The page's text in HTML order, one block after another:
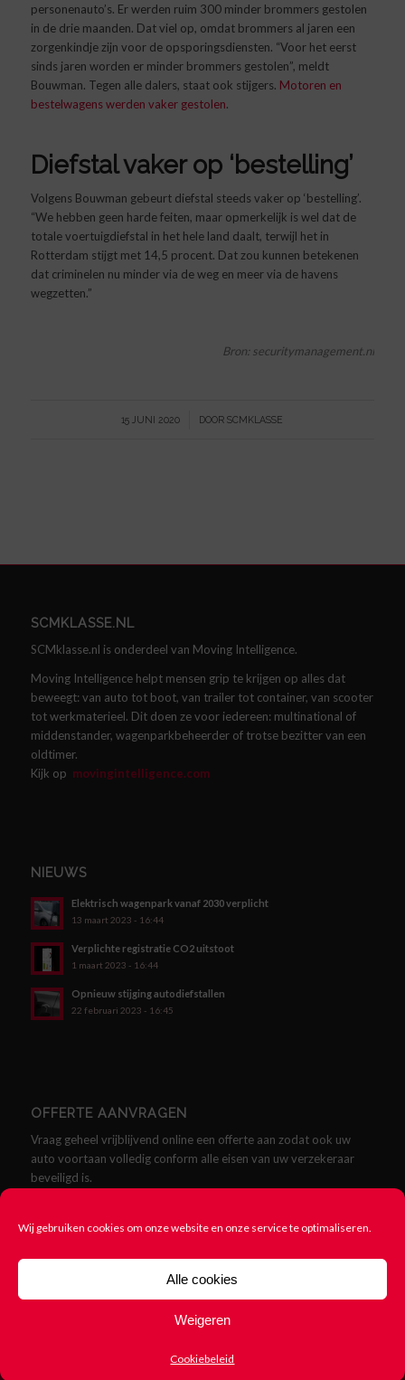
Wij gebruiken cookies om onze website en onze service te optimaliseren.
Alle cookies
Weigeren
Cookiebeleid
personenauto’s. Er werden ruim 300 minder brommers gestolen
in de drie maanden. Dat viel op, omdat brommers al jaren een
zorgenkindje zijn voor de opsporingsdiensten. “Voor het eerst
sinds jaren worden er minder brommers gestolen”, meldt
Bouwman. Tegen alle dalers, staat ook stijgers. Motoren en
bestelwagens werden vaker gestolen.
Diefstal vaker op ‘bestelling’
Volgens Bouwman gebeurt diefstal steeds vaker op ‘bestelling’.
“We hebben geen harde feiten, maar opmerkelijk is wel dat de
totale voertuigdiefstal in het hele land daalt, terwijl het in
Rotterdam stijgt met 14,5 procent. Dat zou kunnen betekenen
dat criminelen nu minder via de weg en meer via de havens
wegzetten.”
Bron: securitymanagement.nl
15 JUNI 2020
/ DOORSCMKLASSE
SCMKLASSE.NL
SCMklasse.nl is onderdeel van Moving Intelligence.
Moving Intelligence helpt mensen grip te krijgen op alles dat
beweegt: van auto tot boot, van trailer tot container, van scooter
tot werkmaterieel. Dit doen ze voor iedereen: multinational of
middenstander, wagenparkbeheerder of trotse bezitter van een
oldtimer.
Kijk op movingintelligence.com
NIEUWS
Elektrisch wagenpark vanaf 2030 verplicht
13 maart 2023 - 16:44
Verplichte registratie CO2 uitstoot
1 maart 2023 - 16:44
Opnieuw stijging autodiefstallen
22 februari 2023 - 16:45
OFFERTE AANVRAGEN
Vraag geheel vrijblijvend online een offerte aan zodat ook uw
auto voortaan volledig conform alle eisen van uw verzekeraar
beveiligd is.
© Copyright - SCMklasse.nl - Alles over SCM Klasse Alarmen -